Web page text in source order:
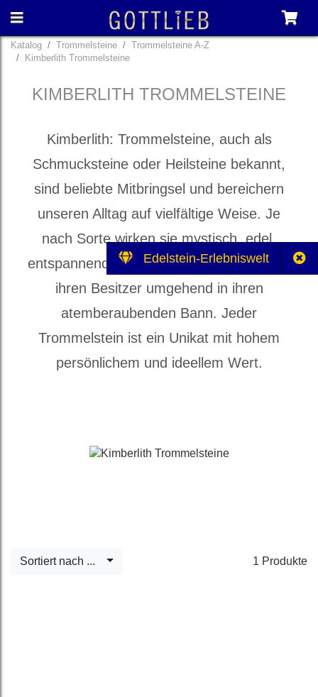
Edelstein-Erlebniswelt
Katalog Trommelsteine
Trommelsteine A-Z
Kimberlith Trommelsteine
KIMBERLITH TROMMELSTEINE
Kimberlith: Trommelsteine, auch als
Schmucksteine oder Heilsteine bekannt,
sind beliebte Mitbringsel und bereichern
unseren Alltag auf vielfältige Weise. Je
nach Sorte wirken sie mystisch, edel,
entspannend und heilbringend und ziehen
ihren Besitzer umgehend in ihren
atemberaubenden Bann. Jeder
Trommelstein ist ein Unikat mit hohem
persönlichem und ideellem Wert.
1 Produkte
Sortiert nach ...